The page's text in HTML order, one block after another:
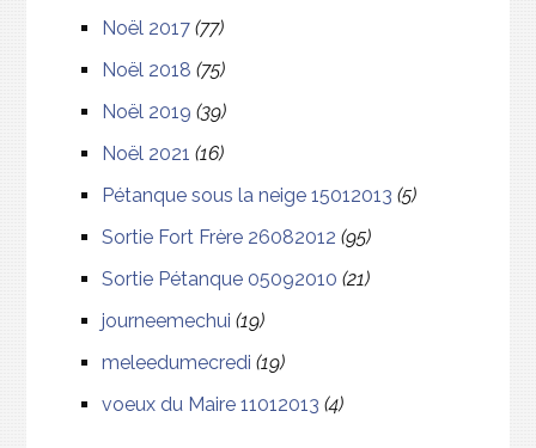
Noël 2017 (77)
Noël 2018 (75)
Noël 2019 (39)
Noël 2021 (16)
Pétanque sous la neige 15012013 (5)
Sortie Fort Frère 26082012 (95)
Sortie Pétanque 05092010 (21)
journeemechui (19)
meleedumecredi (19)
voeux du Maire 11012013 (4)